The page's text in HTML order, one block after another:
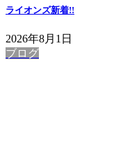
ライオンズ新着!!
2026年8月1日
ブログ